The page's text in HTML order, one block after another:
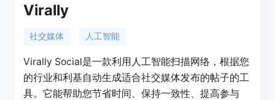
Virally
社交媒体 人工智能
Virally Social是一款利用人工智能扫描网络，根据您
的行业和利基自动生成适合社交媒体发布的帖子的工
具。它能帮助您节省时间、保持一致性、提高参与